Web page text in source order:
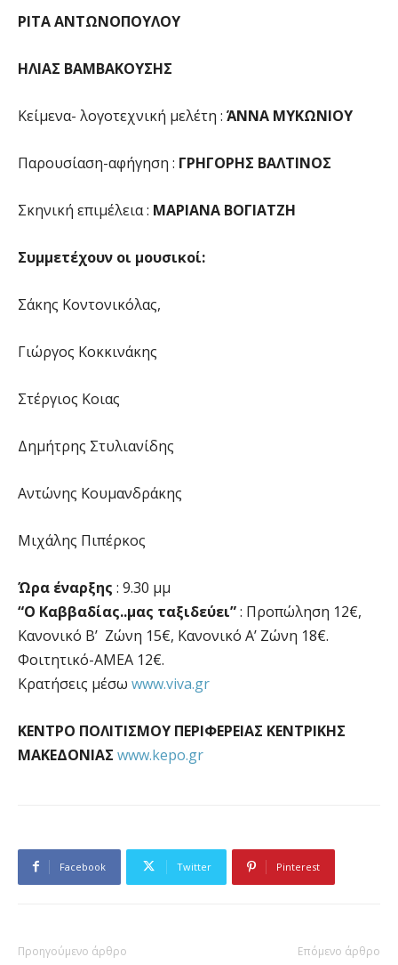
ΡΙΤΑ ΑΝΤΩΝΟΠΟΥΛΟΥ
ΗΛΙΑΣ ΒΑΜΒΑΚΟΥΣΗΣ
Κείμενα- λογοτεχνική μελέτη : ΆNNA MYKΩΝΙΟΥ
Παρουσίαση-αφήγηση : ΓΡΗΓΟΡΗΣ ΒΑΛΤΙΝΟΣ
Σκηνική επιμέλεια : ΜΑΡΙΑΝΑ ΒΟΓΙΑΤΖΗ
Συμμετέχουν οι μουσικοί:
Σάκης Κοντονικόλας,
Γιώργος Κοκκινάκης
Στέργιος Κοιας
Δημήτρης Στυλιανίδης
Αντώνης Κουμανδράκης
Μιχάλης Πιπέρκος
Ώρα έναρξης : 9.30 μμ
“Ο Καββαδίας..μας ταξιδεύει”: Προπώληση 12€,
Κανονικό Β’ Ζώνη 15€, Κανονικό Α’ Ζώνη 18€.
Φοιτητικό-ΑΜΕΑ 12€.
Κρατήσεις μέσω www.viva.gr
ΚΕΝΤΡΟ ΠΟΛΙΤΙΣΜΟΥ ΠΕΡΙΦΕΡΕΙΑΣ ΚΕΝΤΡΙΚΗΣ
ΜΑΚΕΔΟΝΙΑΣ www.kepo.gr
Facebook Twitter Pinterest
Προηγούμενο άρθρο Επόμενο άρθρο